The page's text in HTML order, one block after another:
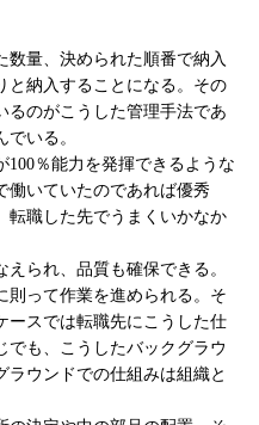
量、決められた順番で納入
と納入することになる。その
るのがこうした管理手法であ
いる。
％能力を発揮できるような
働いていたのであれば優秀
転職した先でうまくいかなか
られ、品質も確保できる。
則って作業を進められる。そ
ースでは転職先にこうした仕
でも、こうしたバックグラウ
ウンドでの仕組みは組織と